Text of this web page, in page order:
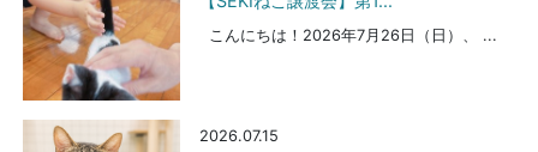
こんにちは！2026年7月26日（日）、 ...
2026.07.15